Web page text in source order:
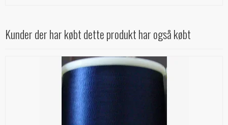
Kunder der har købt dette produkt har også købt